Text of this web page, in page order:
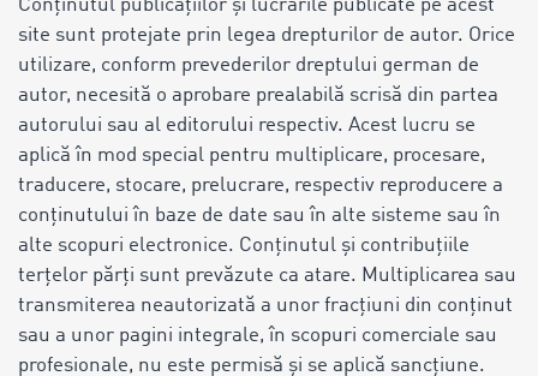
Conținutul publicațiilor și lucrările publicate pe acest
site sunt protejate prin legea drepturilor de autor. Orice
utilizare, conform prevederilor dreptului german de
autor, necesită o aprobare prealabilă scrisă din partea
autorului sau al editorului respectiv. Acest lucru se
aplică în mod special pentru multiplicare, procesare,
traducere, stocare, prelucrare, respectiv reproducere a
conținutului în baze de date sau în alte sisteme sau în
alte scopuri electronice. Conținutul și contribuțiile
terțelor părți sunt prevăzute ca atare. Multiplicarea sau
transmiterea neautorizată a unor fracțiuni din conținut
sau a unor pagini integrale, în scopuri comerciale sau
profesionale, nu este permisă și se aplică sancțiune.